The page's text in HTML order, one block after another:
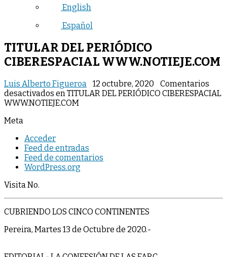
English
Español
TITULAR DEL PERIÓDICO
CIBERESPACIAL WWW.NOTIEJE.COM
Luis Alberto Figueroa 12 octubre, 2020
Comentarios
desactivados en TITULAR DEL PERIÓDICO CIBERESPACIAL
WWW.NOTIEJE.COM
Meta
Acceder
Feed de entradas
Feed de comentarios
WordPress.org
Visita No.
CUBRIENDO LOS CINCO CONTINENTES
Pereira, Martes 13 de Octubre de 2020.-